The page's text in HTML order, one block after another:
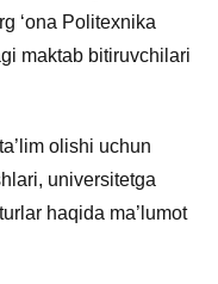
‘ona Politexnika
maktab bitiruvchilari
olishi uchun
universitetga
haqida ma’lumot